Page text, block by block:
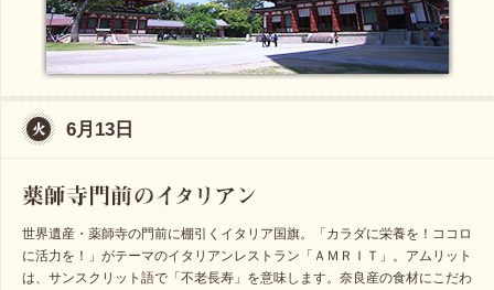
6月13日
世界遺産・薬師寺の門前に棚引くイタリア国旗。「カラダに栄養を！ココロ
に活力を！」がテーマのイタリアンレストラン「ＡＭＲＩＴ」。アムリット
は、サンスクリット語で「不老長寿」を意味します。奈良産の食材にこだわ